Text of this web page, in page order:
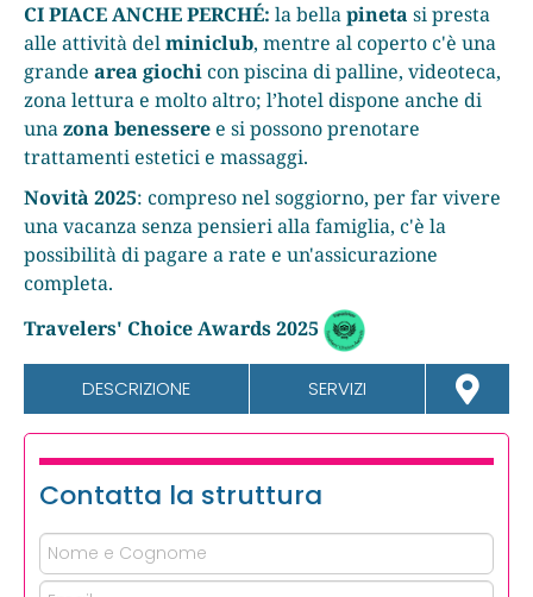
CI PIACE ANCHE PERCHÉ: la bellapineta si presta
alle attività delminiclub, mentre al coperto c'è una
grande area giochicon piscina di palline, videoteca,
zona lettura e molto altro; l’hotel dispone anche di
unazona benesseree si possono prenotare
trattamenti estetici e massaggi.
Novità 2025: compreso nel soggiorno, per far vivere
una vacanza senza pensieri alla famiglia, c'è la
possibilità di pagare a rate e un'assicurazione
completa.
Travelers' Choice Awards 2025
DESCRIZIONE SERVIZI
Contatta la struttura